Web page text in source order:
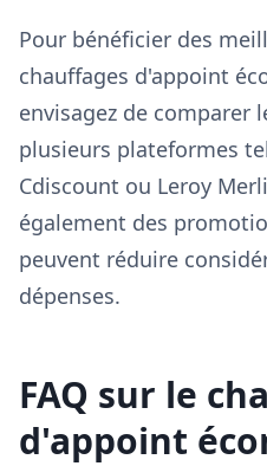
Pour bénéficier des
chauffages d'appoint
envisagez de comparer
plusieurs plateformes
Cdiscount ou Leroy
également des
peuvent réduire
dépenses.
FAQ sur le
d'appoint